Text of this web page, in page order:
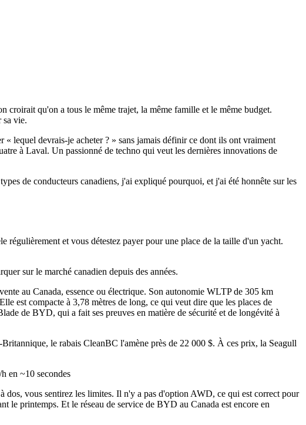
croirait qu'on a tous le même trajet, la même famille et le même budget.
sa vie.
lequel devrais-je acheter ? » sans jamais définir ce dont ils ont vraiment
à Laval. Un passionné de techno qui veut les dernières innovations de
de conducteurs canadiens, j'ai expliqué pourquoi, et j'ai été honnête sur les
et vous détestez payer pour une place de la taille d'un yacht.
sur le marché canadien depuis des années.
au Canada, essence ou électrique. Son autonomie WLTP de 305 km
est compacte à 3,78 mètres de long, ce qui veut dire que les places de
de BYD, qui a fait ses preuves en matière de sécurité et de longévité à
le rabais CleanBC l'amène près de 22 000 $. À ces prix, la Seagull
en ~10 secondes
dos, vous sentirez les limites. Il n'y a pas d'option AWD, ce qui est correct pour
le printemps. Et le réseau de service de BYD au Canada est encore en